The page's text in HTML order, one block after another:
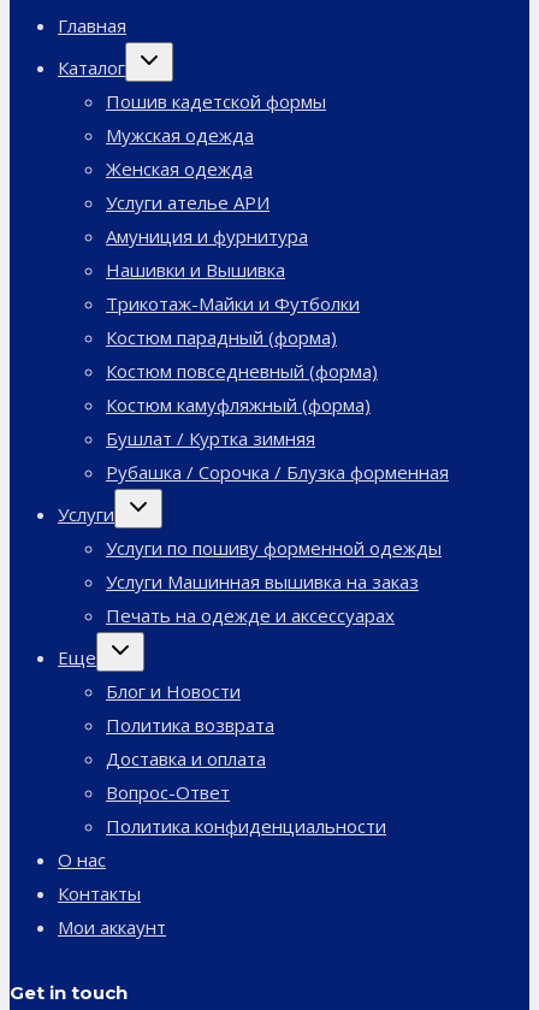
Главная
Каталог
Переключить
Пошив кадетской формы
Мужская одежда
Женская одежда
Услуги ателье АРИ
Амуниция и фурнитура
Нашивки и Вышивка
Трикотаж-Майки и Футболки
Костюм парадный (форма)
Костюм повседневный (форма)
Костюм камуфляжный (форма)
Бушлат / Куртка зимняя
Рубашка / Сорочка / Блузка форменная
Услуги
Переключить
Услуги по пошиву форменной одежды
Услуги Машинная вышивка на заказ
Печать на одежде и аксессуарах
Еще
Переключить
Блог и Новости
Политика возврата
Доставка и оплата
Вопрос-Ответ
Политика конфиденциальности
О нас
Контакты
Мои аккаунт
Get in touch